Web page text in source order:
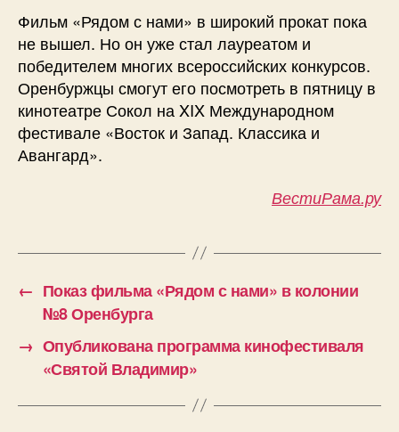
Фильм «Рядом с нами» в широкий прокат пока
не вышел. Но он уже стал лауреатом и
победителем многих всероссийских конкурсов.
Оренбуржцы смогут его посмотреть в пятницу в
кинотеатре Сокол на XIX Международном
фестивале «Восток и Запад. Классика и
Авангард».
ВестиРама.ру
← Показ фильма «Рядом с нами» в колонии
№8 Оренбурга
→ Опубликована программа кинофестиваля
«Святой Владимир»